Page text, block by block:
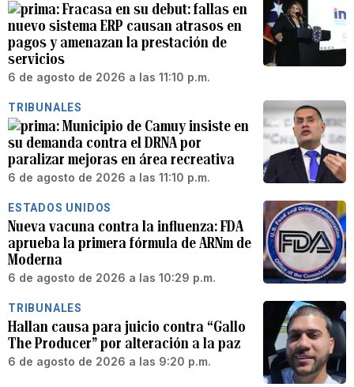
Fracasa en su debut: fallas en
nuevo sistema ERP causan atrasos en
pagos y amenazan la prestación de
servicios
6 de agosto de 2026 a las 11:10 p.m.
TRIBUNALES
Municipio de Camuy insiste en
su demanda contra el DRNA por
paralizar mejoras en área recreativa
6 de agosto de 2026 a las 11:10 p.m.
ESTADOS UNIDOS
Nueva vacuna contra la influenza: FDA
aprueba la primera fórmula de ARNm de
Moderna
6 de agosto de 2026 a las 10:29 p.m.
TRIBUNALES
Hallan causa para juicio contra “Gallo
The Producer” por alteración a la paz
6 de agosto de 2026 a las 9:20 p.m.